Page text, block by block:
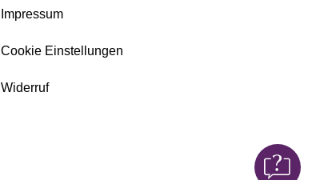
Impressum
Cookie Einstellungen
Widerruf